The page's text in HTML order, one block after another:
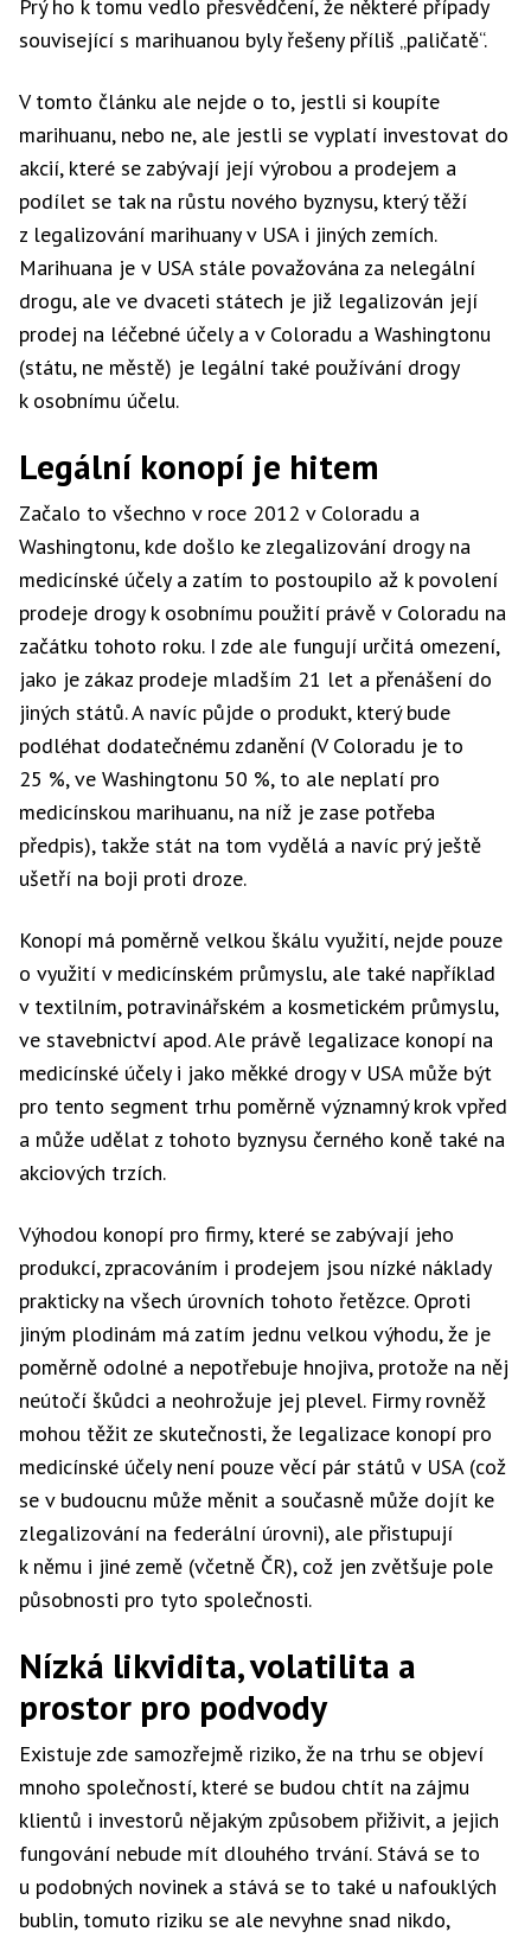
Prý ho k tomu vedlo přesvědčení, že některé případy
související s marihuanou byly řešeny příliš „paličatě“.
V tomto článku ale nejde o to, jestli si koupíte
marihuanu, nebo ne, ale jestli se vyplatí investovat do
akcií, které se zabývají její výrobou a prodejem a
podílet se tak na růstu nového byznysu, který těží
z legalizování marihuany v USA i jiných zemích.
Marihuana je v USA stále považována za nelegální
drogu, ale ve dvaceti státech je již legalizován její
prodej na léčebné účely a v Coloradu a Washingtonu
(státu, ne městě) je legální také používání drogy
k osobnímu účelu.
Legální konopí je hitem
Začalo to všechno v roce 2012 v Coloradu a
Washingtonu, kde došlo ke zlegalizování drogy na
medicínské účely a zatím to postoupilo až k povolení
prodeje drogy k osobnímu použití právě v Coloradu na
začátku tohoto roku. I zde ale fungují určitá omezení,
jako je zákaz prodeje mladším 21 let a přenášení do
jiných států. A navíc půjde o produkt, který bude
podléhat dodatečnému zdanění (V Coloradu je to
25 %, ve Washingtonu 50 %, to ale neplatí pro
medicínskou marihuanu, na níž je zase potřeba
předpis), takže stát na tom vydělá a navíc prý ještě
ušetří na boji proti droze.
Konopí má poměrně velkou škálu využití, nejde pouze
o využití v medicínském průmyslu, ale také například
v textilním, potravinářském a kosmetickém průmyslu,
ve stavebnictví apod. Ale právě legalizace konopí na
medicínské účely i jako měkké drogy v USA může být
pro tento segment trhu poměrně významný krok vpřed
a může udělat z tohoto byznysu černého koně také na
akciových trzích.
Výhodou konopí pro firmy, které se zabývají jeho
produkcí, zpracováním i prodejem jsou nízké náklady
prakticky na všech úrovních tohoto řetězce. Oproti
jiným plodinám má zatím jednu velkou výhodu, že je
poměrně odolné a nepotřebuje hnojiva, protože na něj
neútočí škůdci a neohrožuje jej plevel. Firmy rovněž
mohou těžit ze skutečnosti, že legalizace konopí pro
medicínské účely není pouze věcí pár států v USA (což
se v budoucnu může měnit a současně může dojít ke
zlegalizování na federální úrovni), ale přistupují
k němu i jiné země (včetně ČR), což jen zvětšuje pole
působnosti pro tyto společnosti.
Nízká likvidita, volatilita a
prostor pro podvody
Existuje zde samozřejmě riziko, že na trhu se objeví
mnoho společností, které se budou chtít na zájmu
klientů i investorů nějakým způsobem přiživit, a jejich
fungování nebude mít dlouhého trvání. Stává se to
u podobných novinek a stává se to také u nafouklých
bublin, tomuto riziku se ale nevyhne snad nikdo,